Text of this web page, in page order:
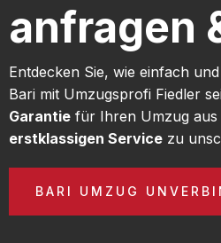
anfragen
Entdecken Sie, wie einfach
Bari mit Umzugsprofi Fiedler
Garantie für Ihren Umzug aus
erstklassigen Service zu
BARI UMZUG